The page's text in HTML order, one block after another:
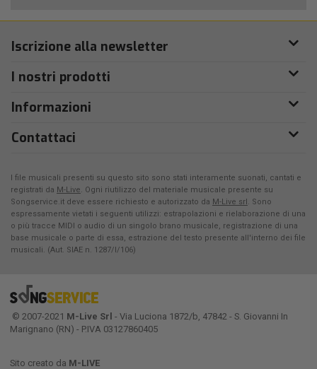
Iscrizione alla newsletter
I nostri prodotti
Informazioni
Contattaci
I file musicali presenti su questo sito sono stati interamente suonati, cantati e
registrati da M-Live. Ogni riutilizzo del materiale musicale presente su
Songservice.it deve essere richiesto e autorizzato da M-Live srl. Sono
espressamente vietati i seguenti utilizzi: estrapolazioni e rielaborazione di una
o più tracce MIDI o audio di un singolo brano musicale, registrazione di una
base musicale o parte di essa, estrazione del testo presente all'interno dei file
musicali. (Aut. SIAE n. 1287/I/106)
© 2007-2021 M-Live Srl - Via Luciona 1872/b, 47842 - S. Giovanni In
Marignano (RN) - P.IVA 03127860405
Sito creato da M-LIVE